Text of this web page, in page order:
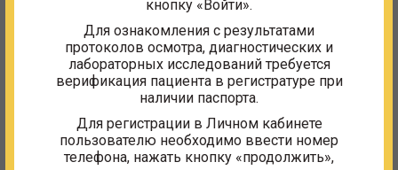
кабинета, хотя до приёма было ещё 25 минут. Спасибо
сахаром, предложила прилечь и предлагала вызвать
врача. От врача я отказалась, так как получила сахар во
время.
Уважаемая Елена! Спасибо, что нашли время
поделиться произошедшим. Администрация
кнопку «Войти».
Для ознакомления с результатами
протоколов осмотра, диагностических и
лабораторных исследований требуется
верификация пациента в регистратуре при
наличии паспорта.
Для регистрации в Личном кабинете
пользователю необходимо ввести номер
телефона, нажать кнопку «продолжить»,